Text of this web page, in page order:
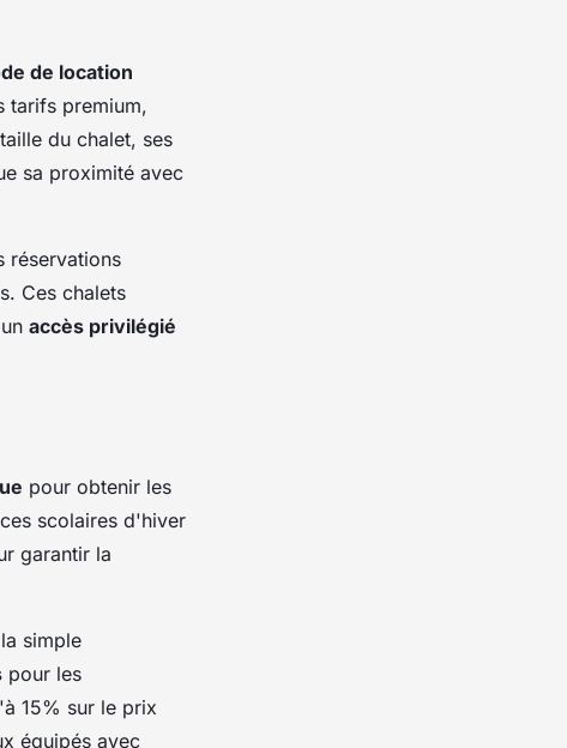
de location
tarifs premium,
du chalet, ses
sa proximité avec
réservations
Ces chalets
accès privilégié
pour obtenir les
scolaires d'hiver
garantir la
simple
pour les
15% sur le prix
équipés avec